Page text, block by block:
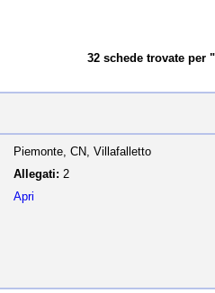
32 schede trovate per
Piemonte, CN, Villafalletto
Allegati: 2
Apri